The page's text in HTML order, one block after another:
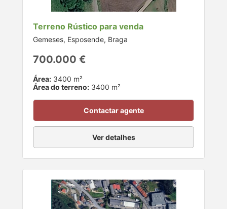
Terreno Rústico para venda
Gemeses, Esposende, Braga
700.000 €
Área: 3400 m²
Área do terreno: 3400 m²
Contactar agente
Ver detalhes